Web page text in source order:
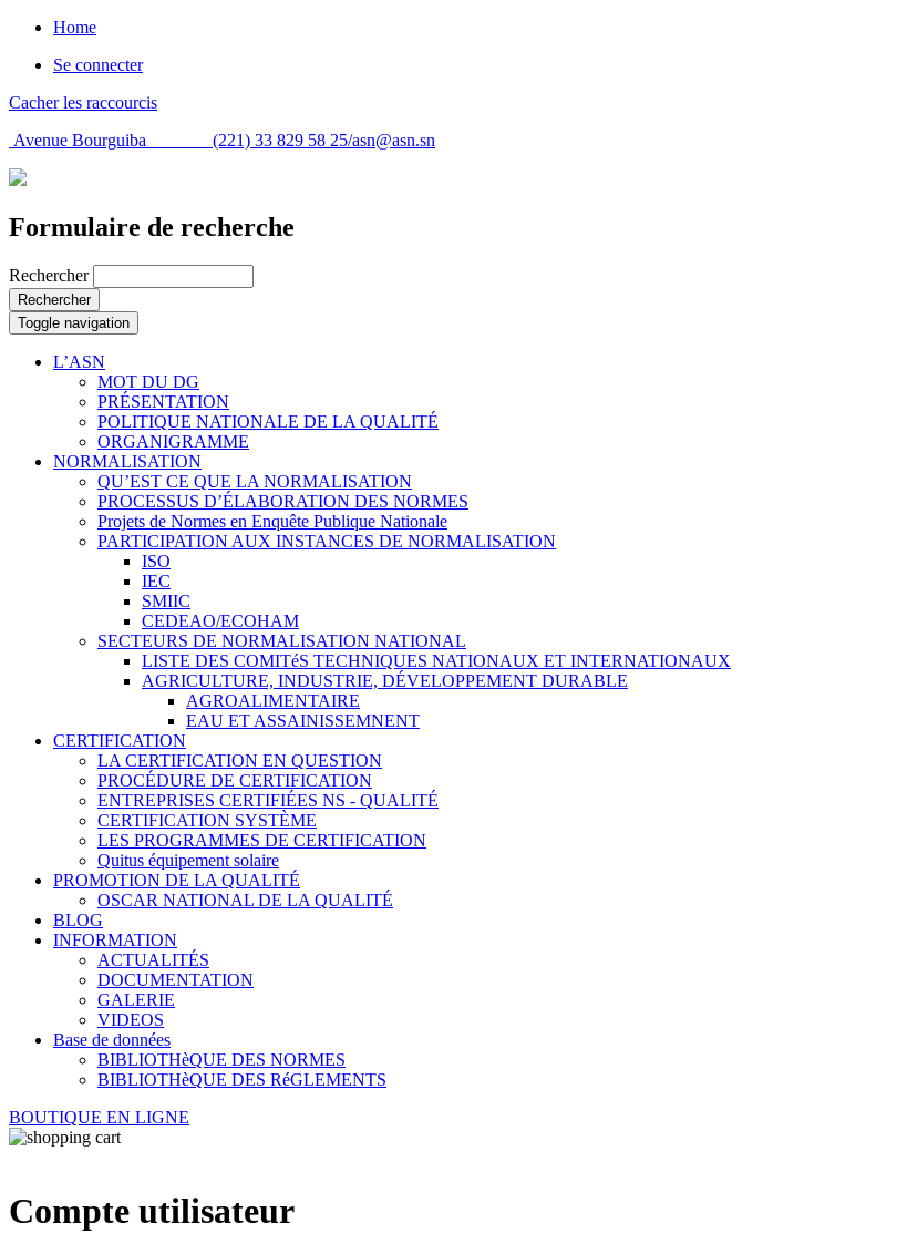
Home
Se connecter
Cacher les raccourcis
Avenue Bourguiba (221) 33 829 58 25/asn@asn.sn
Formulaire de recherche
Rechercher
Rechercher
Toggle navigation
L’ASN
MOT DU DG
PRÉSENTATION
POLITIQUE NATIONALE DE LA QUALITÉ
ORGANIGRAMME
NORMALISATION
QU’EST CE QUE LA NORMALISATION
PROCESSUS D’ÉLABORATION DES NORMES
Projets de Normes en Enquête Publique Nationale
PARTICIPATION AUX INSTANCES DE NORMALISATION
ISO
IEC
SMIIC
CEDEAO/ECOHAM
SECTEURS DE NORMALISATION NATIONAL
LISTE DES COMITéS TECHNIQUES NATIONAUX ET INTERNATIONAUX
AGRICULTURE, INDUSTRIE, DÉVELOPPEMENT DURABLE
AGROALIMENTAIRE
EAU ET ASSAINISSEMNENT
CERTIFICATION
LA CERTIFICATION EN QUESTION
PROCÉDURE DE CERTIFICATION
ENTREPRISES CERTIFIÉES NS - QUALITÉ
CERTIFICATION SYSTÈME
LES PROGRAMMES DE CERTIFICATION
Quitus équipement solaire
PROMOTION DE LA QUALITÉ
OSCAR NATIONAL DE LA QUALITÉ
BLOG
INFORMATION
ACTUALITÉS
DOCUMENTATION
GALERIE
VIDEOS
Base de données
BIBLIOTHèQUE DES NORMES
BIBLIOTHèQUE DES RéGLEMENTS
BOUTIQUE EN LIGNE
Compte utilisateur